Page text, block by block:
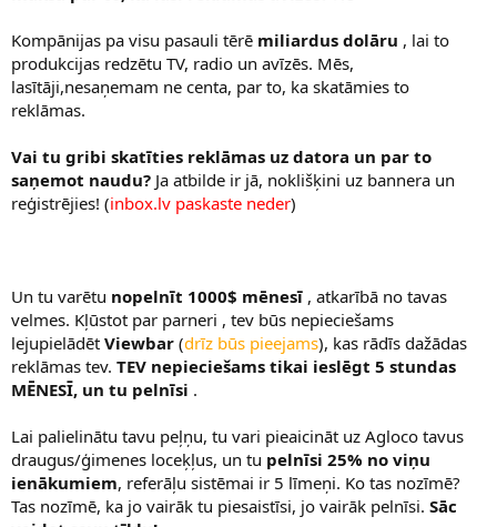
j
s
Kompānijas pa visu pasauli tērē miliardus dolāru , lai to
produkcijas redzētu TV, radio un avīzēs. Mēs,
lasītāji,nesaņemam ne centa, par to, ka skatāmies to
reklāmas.
Vai tu gribi skatīties reklāmas uz datora un par to
saņemot naudu? Ja atbilde ir jā, noklišķini uz bannera un
reģistrējies! (inbox.lv paskaste neder)
Un tu varētu nopelnīt 1000$ mēnesī , atkarībā no tavas
velmes. Kļūstot par parneri , tev būs nepieciešams
lejupielādēt Viewbar (drīz būs pieejams), kas rādīs dažādas
reklāmas tev. TEV nepieciešams tikai ieslēgt 5 stundas
MĒNESĪ, un tu pelnīsi .
Lai palielinātu tavu peļņu, tu vari pieaicināt uz Agloco tavus
draugus/ģimenes loceķļus, un tu pelnīsi 25% no viņu
ienākumiem, referāļu sistēmai ir 5 līmeņi. Ko tas nozīmē?
Tas nozīmē, ka jo vairāk tu piesaistīsi, jo vairāk pelnīsi. Sāc